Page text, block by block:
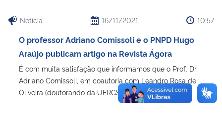
Gabinete de Segurança Institucional
Advocacia-Geral da União
Notícia 16/11/2021 10:57
O professor Adriano Comissoli e o PNPD Hugo
Araújo publicam artigo na Revista Ágora
É com muita satisfação que informamos que o Prof. Dr.
Adriano Comissoli, em coautoria com Leandro Rosa de
Oliveira (doutorando da UFRGS), [...]